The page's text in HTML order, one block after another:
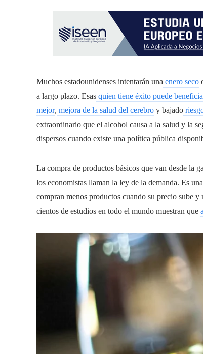
Muchos estadounidenses intentarán una enero seco
a largo plazo. Esas quien tiene éxito puede
mejor, mejora de la salud del cerebro y bajado
extraordinario que el alcohol causa a la salud y la
dispersos cuando existe una política pública
La compra de productos básicos que van desde la
los economistas llaman la ley de la demanda. Es
compran menos productos cuando su precio sube
cientos de estudios en todo el mundo muestran que